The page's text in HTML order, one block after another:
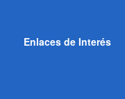
Enlaces de Interés